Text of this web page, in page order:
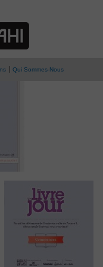
Qui Sommes-Nous